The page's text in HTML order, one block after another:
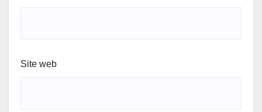
Site web